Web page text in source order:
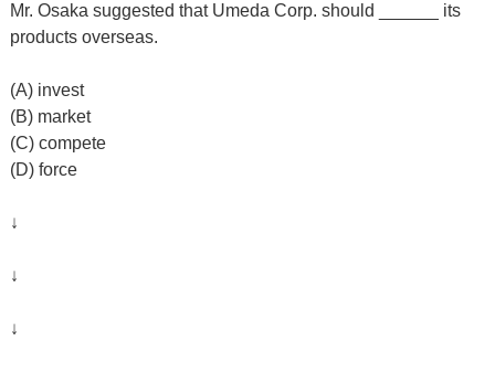
Mr. Osaka suggested that Umeda Corp. should ______ its
products overseas.
(A) invest
(B) market
(C) compete
(D) force
↓
↓
↓